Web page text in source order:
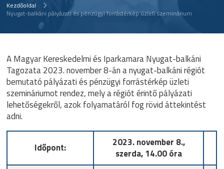
Kezdőoldal
Nyugat-balkáni pályázati és pénzügyi forrástérkép üzleti szeminárium
A Magyar Kereskedelmi és Iparkamara Nyugat-balkáni
Tagozata 2023. november 8-án a nyugat-balkáni régiót
bemutató pályázati és pénzügyi forrástérkép üzleti
szemináriumot rendez, mely a régiót érintő pályázati
lehetőségekről, azok folyamatáról fog rövid áttekintést
adni.
Időpont:
2023. november 8.,
szerda, 14.00 óra